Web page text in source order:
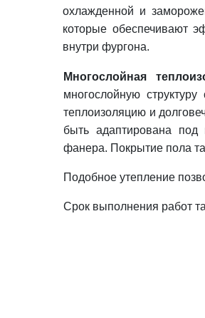
охлажденной и
которые обеспечивают
внутри фургона.
Многослойная
многослойную
теплоизоляцию и
быть адаптирована под
фанера. Покрытие пола
Подобное утепление
Срок выполнения работ